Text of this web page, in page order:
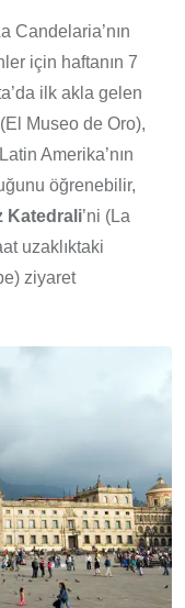
Candelaria’nın
için haftanın 7
ilk akla gelen
(El Museo de Oro),
Amerika’nın
öğrenebilir,
Katedrali’ni (La
uzaklıktaki
ziyaret